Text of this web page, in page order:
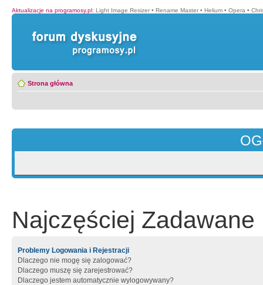
Aktualizacje na programosy.pl: Light Image Resizer • Rename Master • Helium • Opera •
Strona główna
Najczęściej Zadawane
Problemy Logowania i Rejestracji
Dlaczego nie mogę się zalogować?
Dlaczego muszę się zarejestrować?
Dlaczego jestem automatycznie wylogowywany?